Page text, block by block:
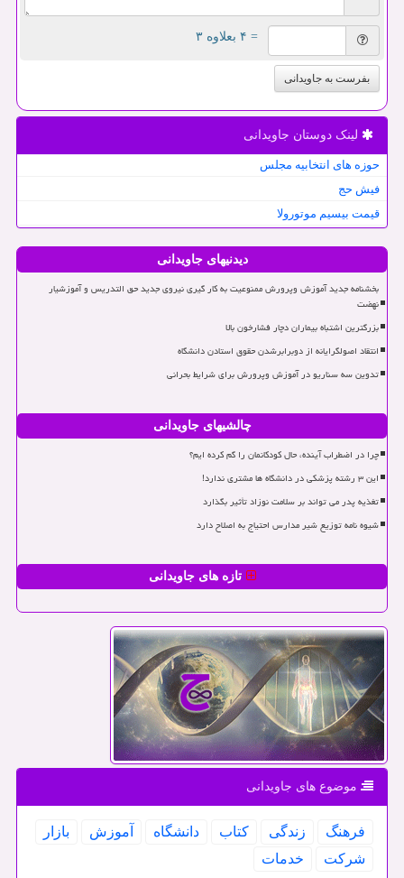
= ۴ بعلاوه ۳
بفرست به جاویدانی
لینک دوستان جاویدانی
حوزه های انتخابیه مجلس
فیش حج
قیمت بیسیم موتورولا
دیدنیهای جاویدانی
بخشنامه جدید آموزش وپرورش ممنوعیت به کار گیری نیروی جدید حق التدریس و آموزشیار
نهضت
بزرگترین اشتباه بیماران دچار فشارخون بالا
انتقاد اصولگرایانه از دوبرابرشدن حقوق استادن دانشگاه
تدوین سه سناریو در آموزش وپرورش برای شرایط بحرانی
چالشیهای جاویدانی
چرا در اضطراب آینده، حال کودکانمان را گم کرده ایم؟
این ۳ رشته پزشکی در دانشگاه ها مشتری ندارد!
تغذیه پدر می تواند بر سلامت نوزاد تأثیر بگذارد
شیوه نامه توزیع شیر مدارس احتیاج به اصلاح دارد
تازه های جاویدانی
موضوع های جاویدانی
فرهنگ زندگی كتاب دانشگاه آموزش
بازار
شركت
خدمات